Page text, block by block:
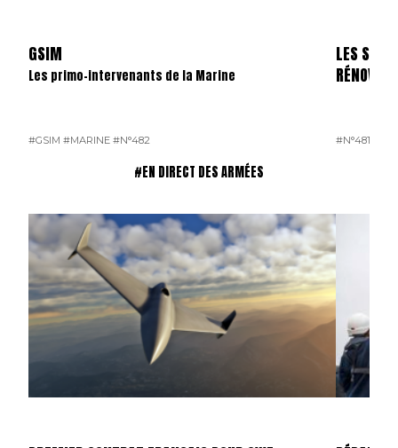
GSIM
Les primo-intervenants de la Marine
#GSIM #MARINE #N°482
LES
RÉNOVÉS
#N°481
#EN DIRECT DES ARMÉES